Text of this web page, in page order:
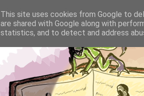
This site uses cookies from Google to
are shared with Google along with
statistics, and to detect and address